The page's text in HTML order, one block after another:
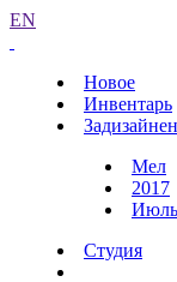
EN
Новое
Инвентарь
Мел
2017
Июль
Студия